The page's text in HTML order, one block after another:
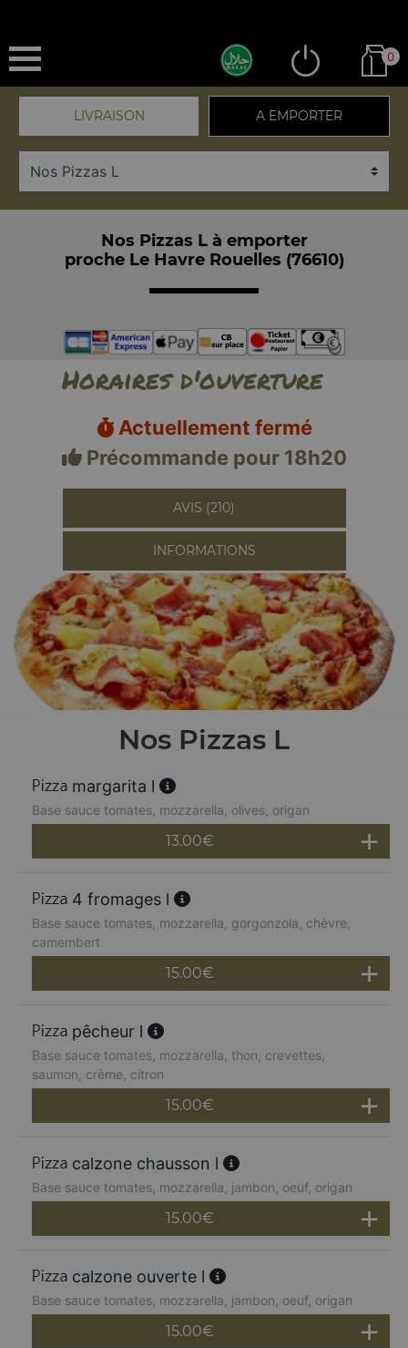
0
LIVRAISON A EMPORTER
Nos Pizzas L à emporter
proche Le Havre Rouelles (76610)
Horaires d'ouverture
Actuellement fermé
Précommande pour 18h20
AVIS (210)
INFORMATIONS
Nos Pizzas L
margarita l
Base sauce tomates, mozzarella, olives, origan
13.00€
4 fromages l
Base sauce tomates, mozzarella, gorgonzola, chèvre,
camembert
15.00€
pêcheur l
Base sauce tomates, mozzarella, thon, crevettes,
saumon, crème, citron
15.00€
calzone chausson l
Base sauce tomates, mozzarella, jambon, oeuf, origan
15.00€
calzone ouverte l
Base sauce tomates, mozzarella, jambon, oeuf, origan
15.00€